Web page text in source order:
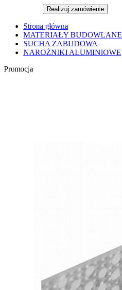
Realizuj zamówienie
Strona główna
MATERIAŁY BUDOWLANE
SUCHA ZABUDOWA
NAROŻNIKI ALUMINIOWE
Promocja